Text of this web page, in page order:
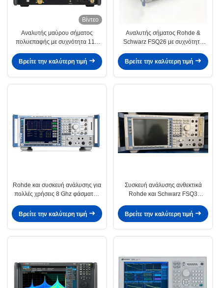
Βίντεο
Αναλυτής μαύρου σήματος
πολυεπαφής με συχνότητα 110
GHz Αναλυτής φάσματος UXA
σειράς X
Βρείτε την καλύτερη τιμή
Αναλυτής σήματος Rohde &
Schwarz FSQ26 με συχνότητα
δυναμικής εμβέλειας
Βρείτε την καλύτερη τιμή
Rohde και συσκευή ανάλυσης για
πολλές χρήσεις 8 Ghz φάσματος
Βρείτε την καλύτερη τιμή
Συσκευή ανάλυσης ανθεκτικά
Rohde και Schwarz FSQ3
RF
Βρείτε την καλύτερη τιμή